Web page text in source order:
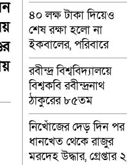
অভিযোগ
৪০ লক্ষ টাকা দিয়েও
শেষ রক্ষা হলো না
ইকবালের, পরিবারে
শোকের মাতম
রবীন্দ্র বিশ্ববিদ্যালয়ে
বিশ্বকবি রবীন্দ্রনাথ
ঠাকুরের ৮৫তম
মহাপ্রয়াণ দিবস পালিত
নিখোঁজের দেড় দিন পর
ধানখেত থেকে রাজুর
মরদেহ উদ্ধার, গ্রেপ্তার ২